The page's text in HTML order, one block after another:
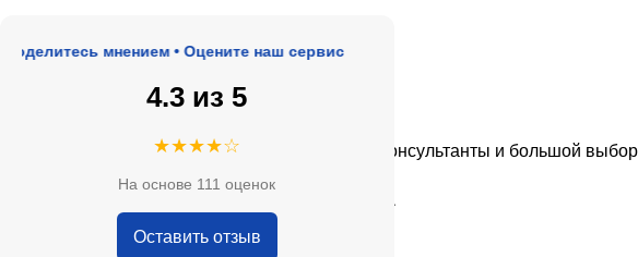
мнением • Оцените наш сервис
4.3 из 5
★★★★☆
На основе 111 оценок
Оставить отзыв
★★★★★
Очень приятные консультанты и большой выбор.